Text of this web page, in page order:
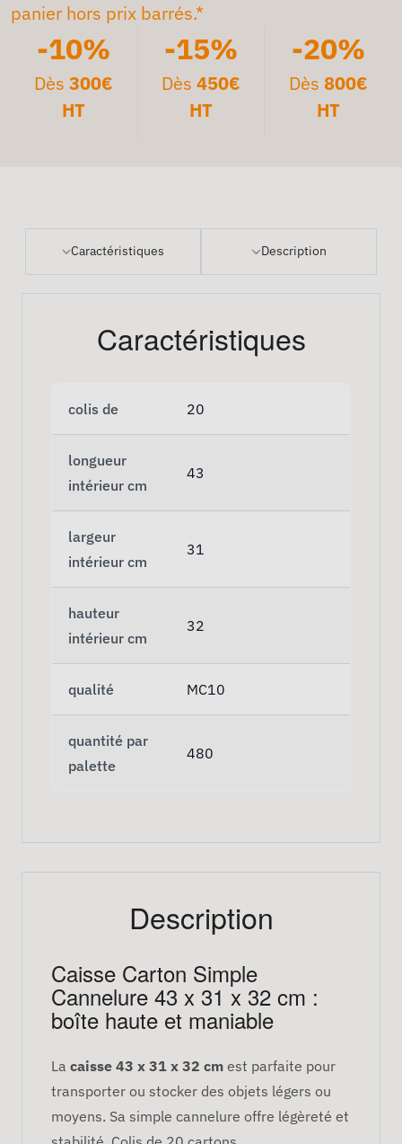
panier hors prix barrés.*
-10%
Dès300€
HT
-15%
Dès 450€
HT
-20%
Dès 800€
HT
Caractéristiques Description
Caractéristiques
colis de 20
longueur
intérieur cm
43
largeur
intérieur cm
31
hauteur
intérieur cm
32
qualité MC10
quantité par
palette
480
Description
Caisse Carton Simple
Cannelure 43 x 31 x 32 cm :
boîte haute et maniable
La caisse 43 x 31 x 32 cm est parfaite pour
transporter ou stocker des objets légers ou
moyens. Sa simple cannelure offre légèreté et